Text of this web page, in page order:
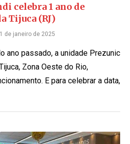
celebra 1 ano de
Tijuca (RJ)
de janeiro de 2025
ano passado, a unidade Prezunic
Zona Oeste do Rio,
E para celebrar a data,